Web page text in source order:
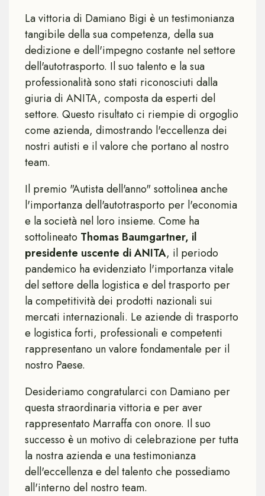
La vittoria di Damiano Bigi è un testimonianza
tangibile della sua competenza, della sua
dedizione e dell'impegno costante nel settore
dell'autotrasporto. Il suo talento e la sua
professionalità sono stati riconosciuti dalla
giuria di ANITA, composta da esperti del
settore. Questo risultato ci riempie di orgoglio
come azienda, dimostrando l'eccellenza dei
nostri autisti e il valore che portano al nostro
team.
Il premio "Autista dell'anno" sottolinea anche
l'importanza dell'autotrasporto per l'economia
e la società nel loro insieme. Come ha
sottolineato Thomas Baumgartner, il
presidente uscente di ANITA, il periodo
pandemico ha evidenziato l'importanza vitale
del settore della logistica e del trasporto per
la competitività dei prodotti nazionali sui
mercati internazionali. Le aziende di trasporto
e logistica forti, professionali e competenti
rappresentano un valore fondamentale per il
nostro Paese.
Desideriamo congratularci con Damiano per
questa straordinaria vittoria e per aver
rappresentato Marraffa con onore. Il suo
successo è un motivo di celebrazione per tutta
la nostra azienda e una testimonianza
dell'eccellenza e del talento che possediamo
all'interno del nostro team.